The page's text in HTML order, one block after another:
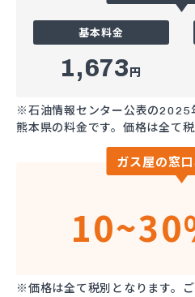
基本料金
1,673円
※石油情報センター公表の2025
熊本県の料金です。価格は全て税
ガス屋の窓
※価格は全て税別となります。